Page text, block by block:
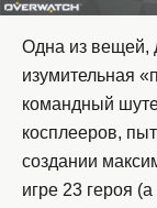
Одна из вещей,
изумительная
командный
косплееров,
создании
игре 23 героя